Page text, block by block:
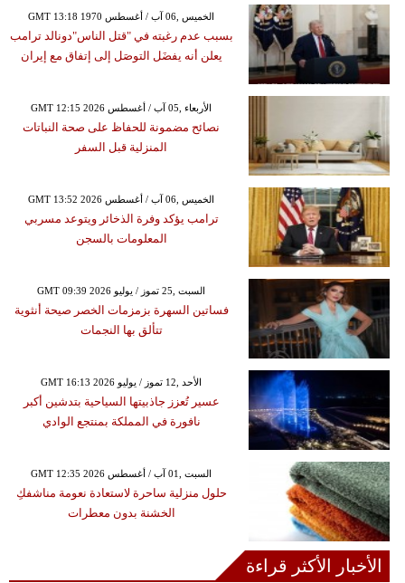
GMT 13:18 1970 الخميس ,06 آب / أغسطس
بسبب عدم رغبته في "قتل الناس"دونالد ترامب
يعلن أنه يفضَل التوصَل إلى إتفاق مع إيران
GMT 12:15 2026 الأربعاء ,05 آب / أغسطس
نصائح مضمونة للحفاظ على صحة النباتات
المنزلية قبل السفر
GMT 13:52 2026 الخميس ,06 آب / أغسطس
ترامب يؤكد وفرة الذخائر ويتوعد مسربي
المعلومات بالسجن
GMT 09:39 2026 السبت ,25 تموز / يوليو
فساتين السهرة بزمزمات الخصر صيحة أنثوية
تتألق بها النجمات
GMT 16:13 2026 الأحد ,12 تموز / يوليو
عسير تُعزز جاذبيتها السياحية بتدشين أكبر
نافورة في المملكة بمنتجع الوادي
GMT 12:35 2026 السبت ,01 آب / أغسطس
حلول منزلية ساحرة لاستعادة نعومة مناشفكِ
الخشنة بدون معطرات
الأخبار الأكثر قراءة